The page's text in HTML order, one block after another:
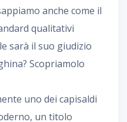
anche come il
qualitativi
sarà il suo giudizio
Scopriamolo
uno dei capisaldi
un titolo